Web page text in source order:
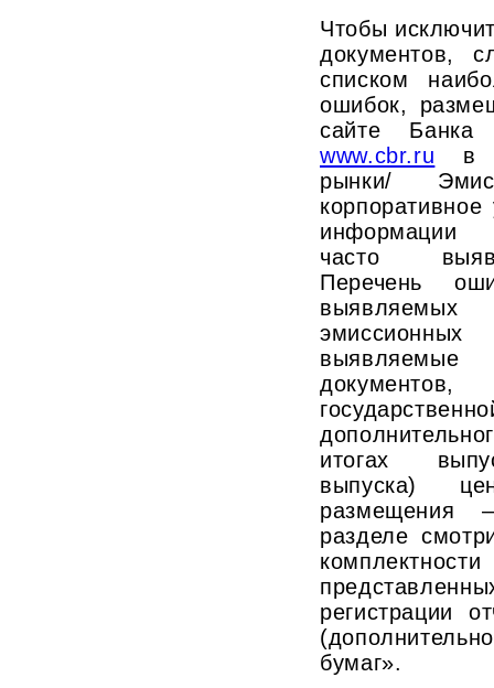
Чтобы
документов,
списком
ошибок,
сайте Банка
www.cbr.ru в
рынки/
информации
часто
Перечень
документов,
итогах
выпуска)
размещения
разделе
регистрации
бумаг».